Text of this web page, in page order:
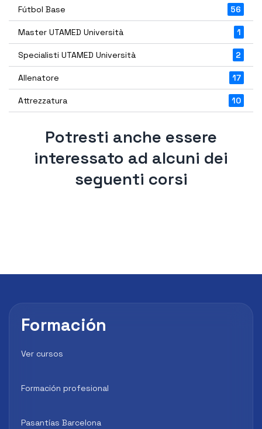
Fútbol Base 56
Master UTAMED Università 1
Specialisti UTAMED Università 2
Allenatore 17
Attrezzatura 10
Potresti anche essere
interessato ad alcuni dei
seguenti corsi
Formación
Ver cursos
Formación profesional
Pasantías Barcelona